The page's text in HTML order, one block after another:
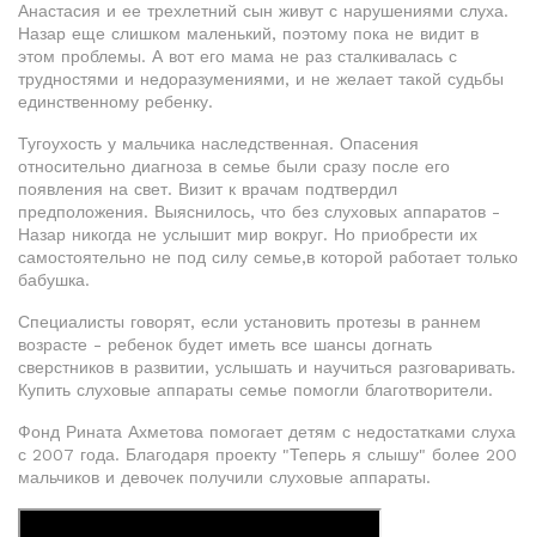
Анастасия и ее трехлетний сын живут с нарушениями слуха.
Назар еще слишком маленький, поэтому пока не видит в
этом проблемы. А вот его мама не раз сталкивалась с
трудностями и недоразумениями, и не желает такой судьбы
единственному ребенку.
Тугоухость у мальчика наследственная. Опасения
относительно диагноза в семье были сразу после его
появления на свет. Визит к врачам подтвердил
предположения. Выяснилось, что без слуховых аппаратов -
Назар никогда не услышит мир вокруг. Но приобрести их
самостоятельно не под силу семье,в которой работает только
бабушка.
Специалисты говорят, если установить протезы в раннем
возрасте - ребенок будет иметь все шансы догнать
сверстников в развитии, услышать и научиться разговаривать.
Купить слуховые аппараты семье помогли благотворители.
Фонд Рината Ахметова помогает детям с недостатками слуха
с 2007 года. Благодаря проекту "Теперь я слышу" более 200
мальчиков и девочек получили слуховые аппараты.